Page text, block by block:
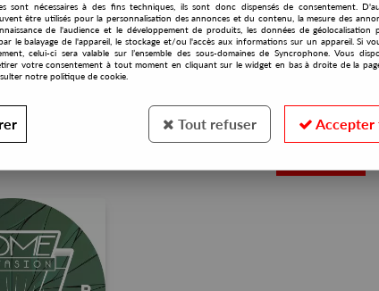
sont nécessaires à des fins techniques, ils sont donc dispensés de consentement.
être utilisés pour la personnalisation des annonces et du contenu, la mesure des
de l'audience et le développement de produits, les données de géolocalisation
le balayage de l'appareil, le stockage et/ou l'accès aux informations sur un appareil. Si
celui-ci sera valable sur l’ensemble des sous-domaines de Syncrophone. Vous
votre consentement à tout moment en cliquant sur le widget en bas à droite de la
notre politique de cookie.
Tout refuser Accepter